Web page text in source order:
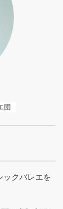
団
ックバレエを